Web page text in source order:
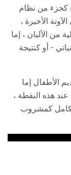
كجزء من نظام
الأخيرة ،
من الألبان ، إما
- أو كنتيجة
الأطفال إما
حليب الثدي أو تركيبة الثدي حتى سن حوالي 1. عند هذه النقطة ،
كمشروب